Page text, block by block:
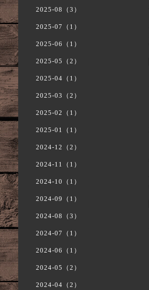
2025-08（3）
2025-07（1）
2025-06（1）
2025-05（2）
2025-04（1）
2025-03（2）
2025-02（1）
2025-01（1）
2024-12（2）
2024-11（1）
2024-10（1）
2024-09（1）
2024-08（3）
2024-07（1）
2024-06（1）
2024-05（2）
2024-04（2）